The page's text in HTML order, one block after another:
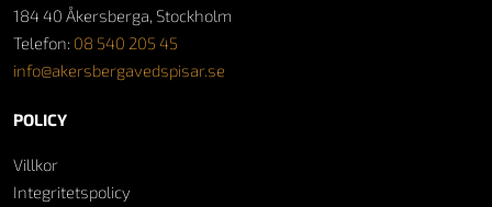
184 40 Åkersberga, Stockholm
Telefon: 08 540 205 45
info@akersbergavedspisar.se
POLICY
Villkor
Integritetspolicy